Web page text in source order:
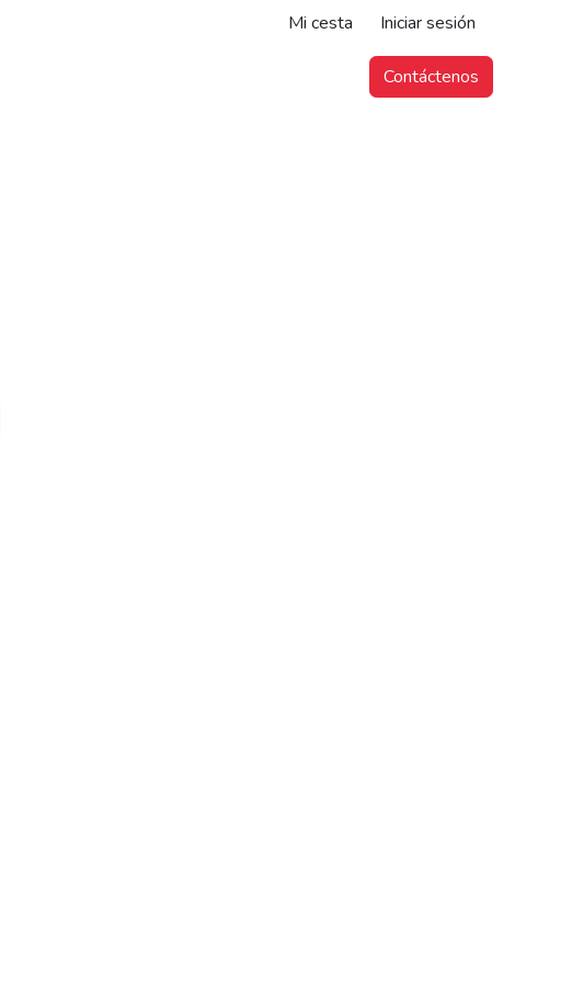
Mi cesta Iniciar sesión
Contáctenos